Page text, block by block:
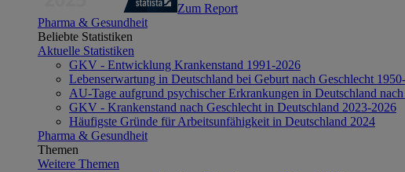
Zum Report
Pharma & Gesundheit
Beliebte Statistiken
Aktuelle Statistiken
GKV - Entwicklung Krankenstand 1991-2026
Lebenserwartung in Deutschland bei Geburt nach Geschlecht
AU-Tage aufgrund psychischer Erkrankungen in Deutschland
GKV - Krankenstand nach Geschlecht in Deutschland 2023-2026
Häufigste Gründe für Arbeitsunfähigkeit in Deutschland 2024
Pharma & Gesundheit
Themen
Weitere Themen